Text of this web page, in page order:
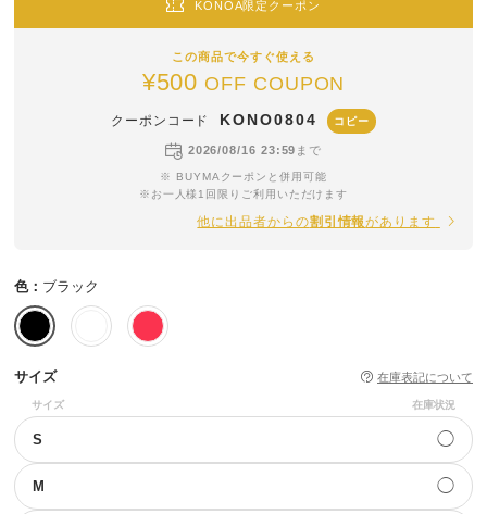
KONOA限定クーポン
この商品で今すぐ使える
¥500 OFF COUPON
クーポンコード KONO0804 コピー
2026/08/16 23:59 まで
※ BUYMAクーポンと併用可能
※お一人様1回限りご利用いただけます
他に出品者からの割引情報があります
色： ブラック
サイズ 在庫表記について
サイズ 在庫状況
S ◯
M ◯